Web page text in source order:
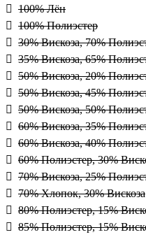
100% Лён
100% Полиэстер
30% Вискоза, 70%
35% Вискоза, 65%
50% Вискоза, 20%
50% Вискоза, 45%
50% Вискоза, 50%
60% Вискоза, 35%
60% Вискоза, 40%
60% Полиэстер, 30%
70% Вискоза, 25%
70% Хлопок, 30% Вискоза
80% Полиэстер, 15%
85% Полиэстер, 15%